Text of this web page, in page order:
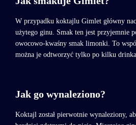
W przypadku koktajlu Gimlet główny
użytego ginu. Smak ten jest przyjemnie
owocowo-kwaśny smak limonki. To
można je odtworzyć tylko po kilku
Jak go wynaleziono?
Koktajl został pierwotnie wynaleziony,